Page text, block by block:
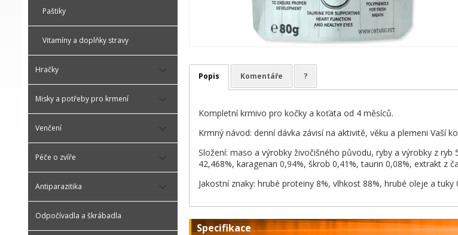
Paštiky
Vitamíny a doplňky stravy
Hračky
Misky a potřeby pro krmení
Venčení
Péče o zvíře
Antiparazitika
Odpočívadla a škrábadla
Popis Komentáře ?
Kompletní krmivo pro kočky a koťata od 4 měsíců.
Krmný návod: denní dávka závisí na aktivitě, věku a plemeni Vaší
Složení: maso a výrobky živočišného původu, ryby a výrobky z
42,468%, karagenan 0,94%, škrob 0,41%, taurin 0,08%, extrakt z
Jakostní znaky: hrubé proteiny 8%, vlhkost 88%, hrubé oleje a
Specifikace